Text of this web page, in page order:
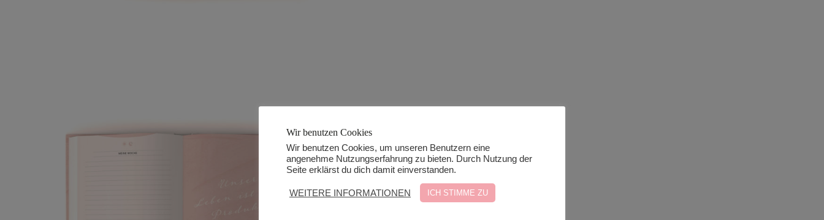
Wir benutzen Cookies
Wir benutzen Cookies, um unseren Benutzern eine
angenehme Nutzungserfahrung zu bieten. Durch Nutzung der
Seite erklärst du dich damit einverstanden.
WEITERE INFORMATIONEN ICH STIMME ZU